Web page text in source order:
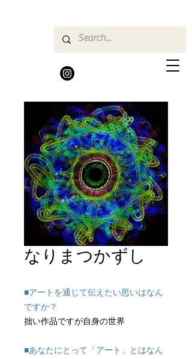
なりまつかずし
■アートを通じて伝えたい思いはなん
ですか？
拙い作品ですが自身の世界
■あなたにとって「アート」とはなん